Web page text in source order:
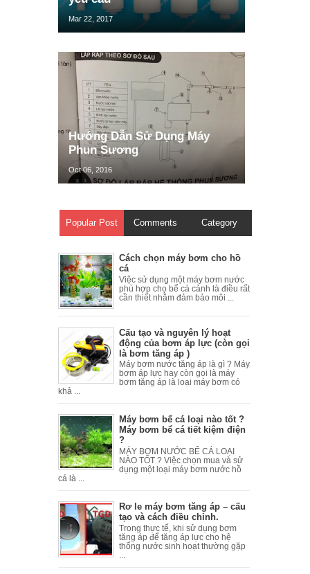
Mar 22, 2017
Hướng Dẫn Sử Dụng Máy
Phun Sương
Oct 06, 2016
Popular Post Comments Category
Cách chọn máy bơm cho hồ
cá
Việc sử dụng một máy bơm nước
phù hợp cho bể cá cảnh là điều rất
cần thiết nhằm đảm bảo môi ...
Cấu tạo và nguyên lý hoạt
động của bơm áp lực (còn gọi
là bơm tăng áp )
Máy bơm nước tăng áp là gì ? Máy
bơm áp lực hay còn gọi là máy
bơm tăng áp là loại máy bơm có
khả ...
Máy bơm bể cá loại nào tốt ?
Máy bơm bể cá tiết kiệm điện
?
MÁY BƠM NƯỚC BỂ CÁ LOẠI
NÀO TỐT ? Việc chọn mua và sử
dụng một loại máy bơm nước hồ
cá là ...
Rơ le máy bơm tăng áp – cấu
tạo và cách điều chỉnh.
Trong thực tế, khi sử dụng bơm
tăng áp để tăng áp lực cho hệ
thống nước sinh hoạt thường gặp